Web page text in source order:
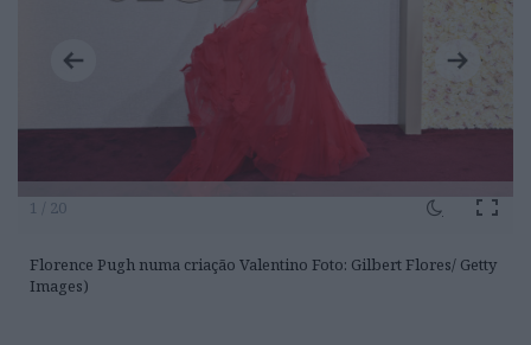
1 / 20
Florence Pugh numa criação Valentino Foto: Gilbert Flores/ Getty
Images)